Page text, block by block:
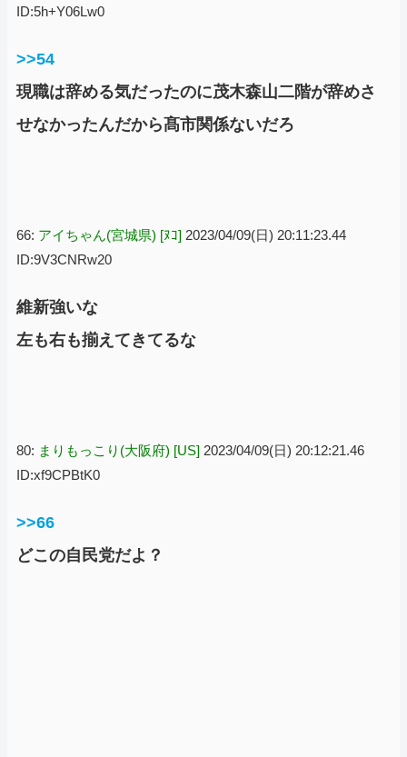
ID:5h+Y06Lw0
>>54
現職は辞める気だったのに茂木森山二階が辞めさ
せなかったんだから髙市関係ないだろ
66: アイちゃん(宮城県) [ﾇｺ] 2023/04/09(日) 20:11:23.44
ID:9V3CNRw20
維新強いな
左も右も揃えてきてるな
80: まりもっこり(大阪府) [US] 2023/04/09(日) 20:12:21.46
ID:xf9CPBtK0
>>66
どこの自民党だよ？